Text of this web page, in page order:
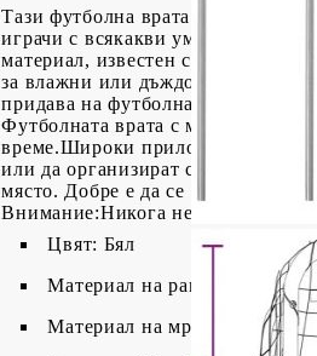
Тази футболна врата с мрежа,
играчи с всякакви умения.
материал, известен със своята
за влажни или дъждовни условия
придава на футболната врата
Футболната врата с мрежа е
време.Широки приложения:
или да организират състезания.
място. Добре е да се знае:За да
Внимание:Никога не се катерете
Цвят: Бял
Материал на рамката:
Материал на мрежата: